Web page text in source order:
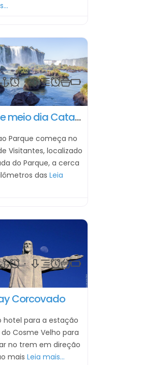
como Favorito
Tour de meio dia Cataratas lado brasileiro // 4 horas
Parque começa no
Visitantes, localizado
do Parque, a cerca
das Leia
como Favorito
Corcovado
hotel para a estação
Cosme Velho para
no trem em direção
mais Leia mais...